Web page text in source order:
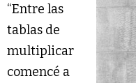
“Entre las
tablas de
multiplicar
comencé a